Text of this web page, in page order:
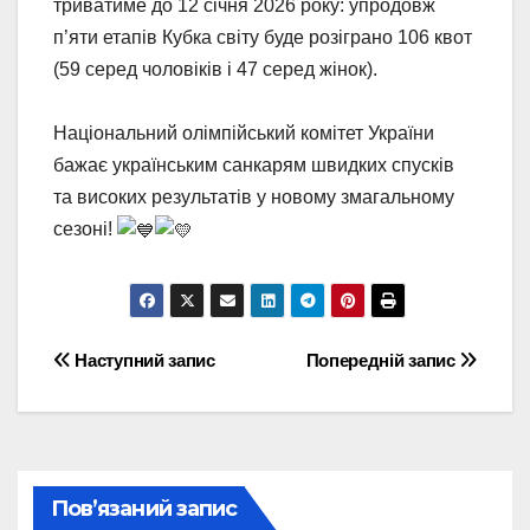
триватиме до 12 січня 2026 року: упродовж
п’яти етапів Кубка світу буде розіграно 106 квот
(59 серед чоловіків і 47 серед жінок).
Національний олімпійський комітет України
бажає українським санкарям швидких спусків
та високих результатів у новому змагальному
сезоні!
Навігація
записів
Попередній запис
Наступний запис
Пов’язаний запис